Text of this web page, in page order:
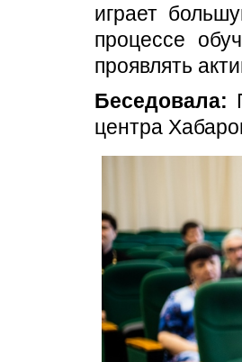
играет
процессе
проявлять
Беседовала:
центра